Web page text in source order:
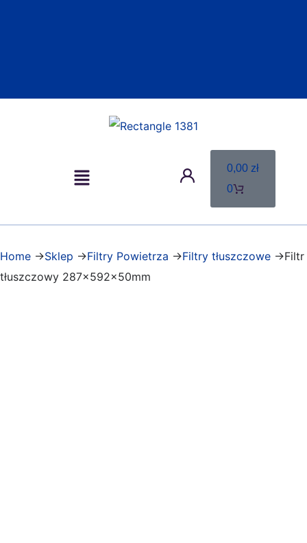
0,00 zł
0
Home ->Sklep ->Filtry Powietrza ->Filtry tłuszczowe ->Filtr
tłuszczowy 287x592x50mm